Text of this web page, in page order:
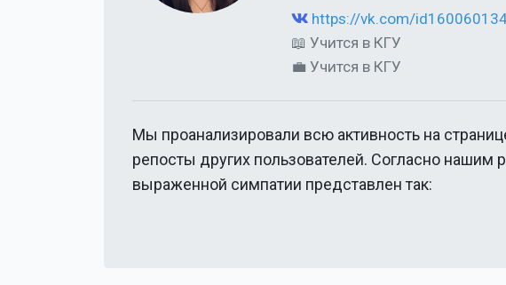
https://vk.com/
📖 Учится в КГУ
💼 Учится в КГУ
Мы проанализировали всю активность на
репосты других пользователей. Согласно нашим
выраженной симпатии представлен так: